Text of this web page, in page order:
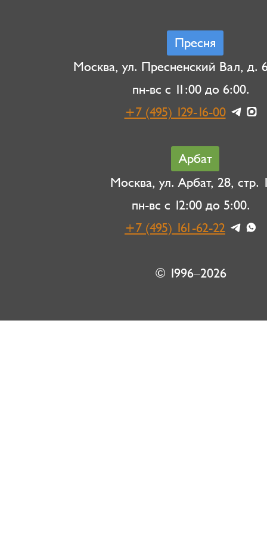
Пресня
Москва, ул. Пресненский Вал, д.
пн-вс с 11:00 до 6:00.
+7 (495) 129-16-00
Арбат
Москва, ул. Арбат, 28, стр.
пн-вс с 12:00 до 5:00.
+7 (495) 161-62-22
© 1996–2026